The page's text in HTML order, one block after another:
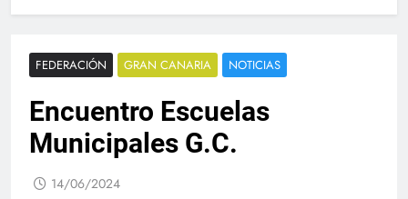
FEDERACIÓN GRAN CANARIA NOTICIAS
Encuentro Escuelas
Municipales G.C.
14/06/2024